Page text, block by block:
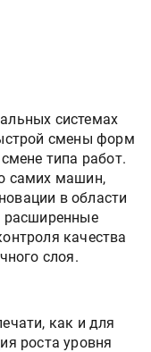
системах
смены форм
типа работ.
самих машин,
в области
расширенные
качества
слоя.
как и для
роста уровня